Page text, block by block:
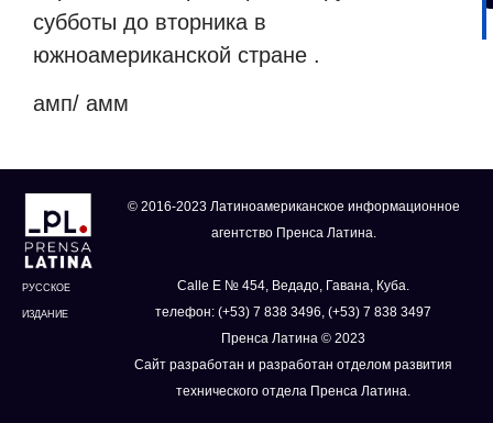
субботы до вторника в
южноамериканской стране .
амп/ амм
РУССКОЕ
ИЗДАНИЕ
© 2016-2023 Латиноамериканское информационное
агентство Пренса Латина.
Calle E № 454, Ведадо, Гавана, Куба.
телефон: (+53) 7 838 3496, (+53) 7 838 3497
Пренса Латина © 2023
Сайт разработан и разработан отделом развития
технического отдела Пренса Латина.